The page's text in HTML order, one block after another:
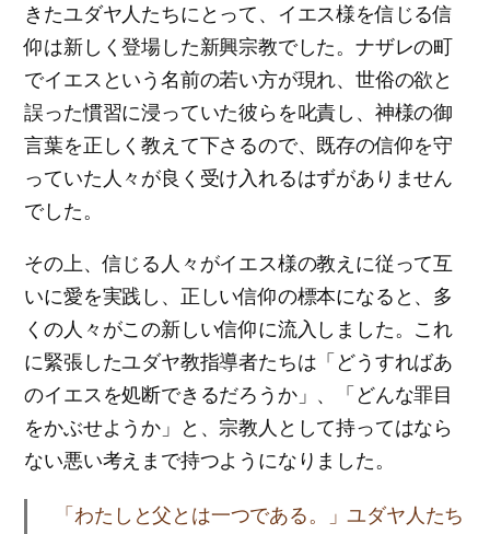
きたユダヤ人たちにとって、イエス様を信じる信
仰は新しく登場した新興宗教でした。ナザレの町
でイエスという名前の若い方が現れ、世俗の欲と
誤った慣習に浸っていた彼らを叱責し、神様の御
言葉を正しく教えて下さるので、既存の信仰を守
っていた人々が良く受け入れるはずがありません
でした。
その上、信じる人々がイエス様の教えに従って互
いに愛を実践し、正しい信仰の標本になると、多
くの人々がこの新しい信仰に流入しました。これ
に緊張したユダヤ教指導者たちは「どうすればあ
のイエスを処断できるだろうか」、「どんな罪目
をかぶせようか」と、宗教人として持ってはなら
ない悪い考えまで持つようになりました。
「わたしと父とは一つである。」ユダヤ人たち